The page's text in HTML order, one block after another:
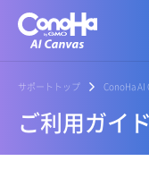
サポートトップ ConoHa AI
ご利用ガイド